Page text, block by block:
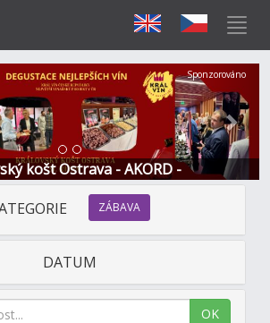
košt Ostrava - AKORD -
Další
Sponzorováno
ZÁBAVA
DATUM
OK